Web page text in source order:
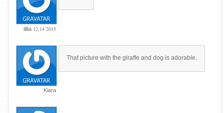
lillia 12.14.2015
Kiara
That picture with the giraffe and dog is adorable.